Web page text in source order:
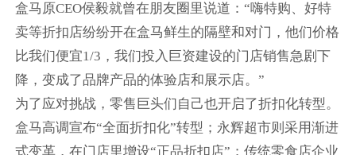
盒马原CEO侯毅就曾在朋友圈里说道：“嗨特购、好特
卖等折扣店纷纷开在盒马鲜生的隔壁和对门，他们价格
比我们便宜1/3，我们投入巨资建设的门店销售急剧下
降，变成了品牌产品的体验店和展示店。”
为了应对挑战，零售巨头们自己也开启了折扣化转型。
盒马高调宣布“全面折扣化”转型；永辉超市则采用渐进
式变革，在门店里增设“正品折扣店”；传统零食店企业